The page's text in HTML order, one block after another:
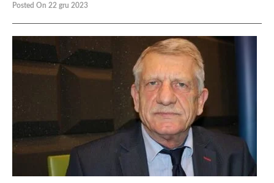
Posted On 22 gru 2023